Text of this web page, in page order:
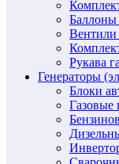
Баллоны
Вентили
Рукава
Генераторы
Блоки
Газовые